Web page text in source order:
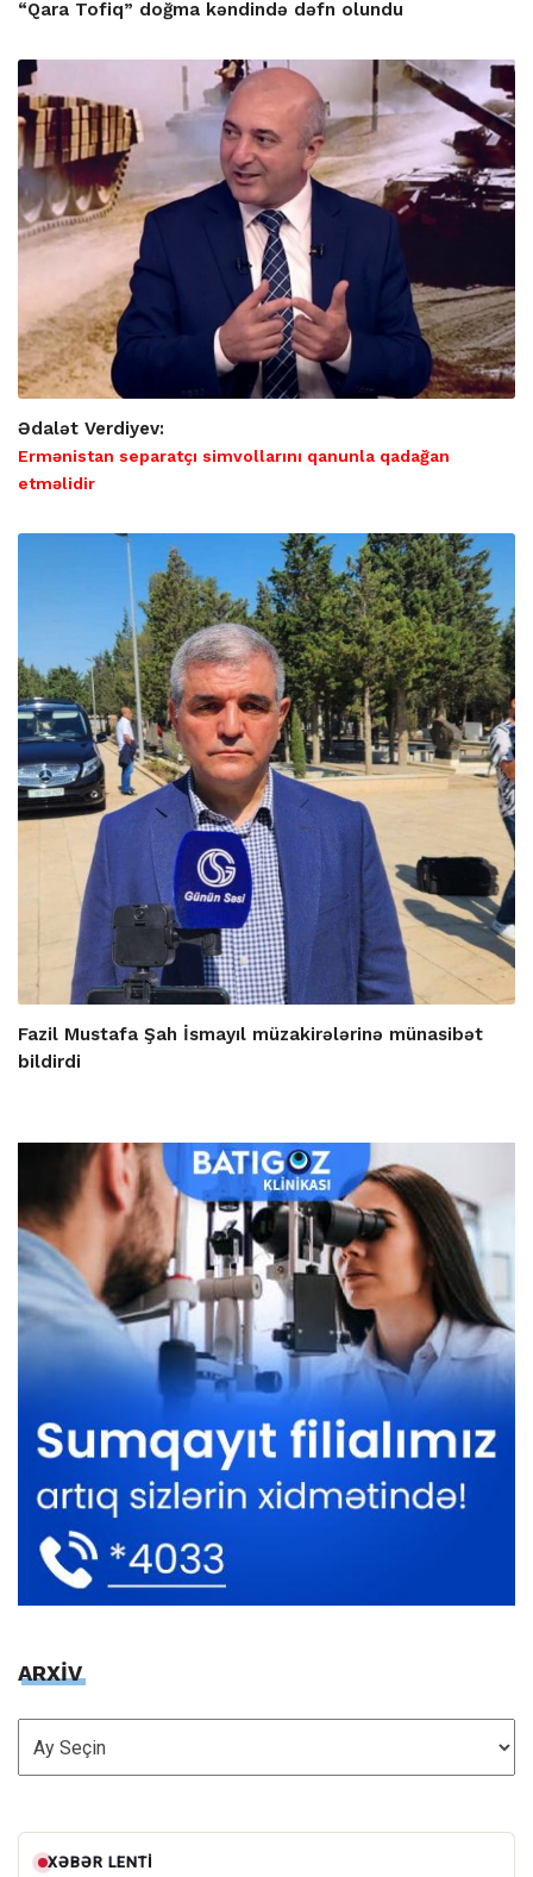
“Qara Tofiq” doğma kəndində dəfn olundu
Ədalət Verdiyev:
Ermənistan separatçı simvollarını qanunla qadağan
etməlidir
Fazil Mustafa Şah İsmayıl müzakirələrinə münasibət
bildirdi
ARXİV
ARXİV
XƏBƏR LENTI